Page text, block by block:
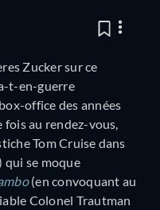
Zucker sur ce
t-en-guerre
office des années
fois au rendez-vous,
Tom Cruise dans
se moque
(en convoquant au
Colonel Trautman